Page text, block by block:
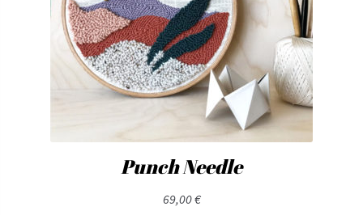
Punch Needle
69,00€